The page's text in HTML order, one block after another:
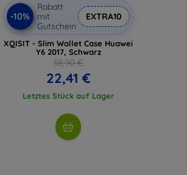
-10%
Rabatt
mit
Gutschein
EXTRA10
XQISIT - Slim Wallet Case Huawei
Y6 2017, Schwarz
38,90 €
22,41 €
Letztes Stück auf Lager